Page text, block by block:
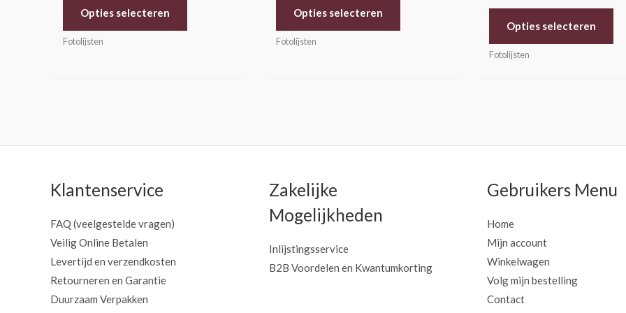
Opties selecteren
Fotolijsten
Opties selecteren
Fotolijsten
Gewaardeerd
Opties selecteren
Fotolijsten
Klantenservice
FAQ (veelgestelde vragen)
Veilig Online Betalen
Levertijd en verzendkosten
Retourneren en Garantie
Duurzaam Verpakken
Zakelijke
Mogelijkheden
Inlijstingsservice
B2B Voordelen en Kwantumkorting
Gebruikers Menu
Home
Mijn account
Winkelwagen
Volg mijn bestelling
Contact